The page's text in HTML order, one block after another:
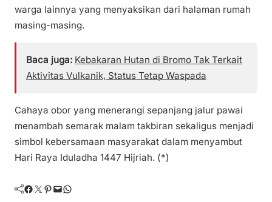
warga lainnya yang menyaksikan dari halaman rumah
masing-masing.
Baca juga: Kebakaran Hutan di Bromo Tak Terkait
Aktivitas Vulkanik, Status Tetap Waspada
Cahaya obor yang menerangi sepanjang jalur pawai
menambah semarak malam takbiran sekaligus menjadi
simbol kebersamaan masyarakat dalam menyambut
Hari Raya Iduladha 1447 Hijriah. (*)
Facebook Twitter Pinterest Mail WhatsApp